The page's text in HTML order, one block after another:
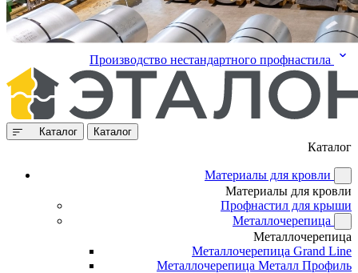
Производство нестандартного профнастила
Каталог Каталог
Каталог
Материалы для кровли
Материалы для кровли
Профнастил для крыши
Металлочерепица
Металлочерепица
Металлочерепица Grand Line
Металлочерепица Металл Профиль